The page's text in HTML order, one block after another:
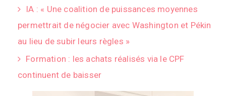
IA : « Une coalition de puissances moyennes
permettrait de négocier avec Washington et Pékin
au lieu de subir leurs règles »
Formation : les achats réalisés via le CPF
continuent de baisser